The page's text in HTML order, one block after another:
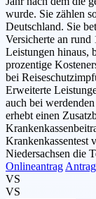
wurde. Sie zählen
Deutschland. Sie
Versicherte an rund
Leistungen hinaus,
prozentige
bei
Erweiterte
auch bei
erhebt einen
Krankenkassentest
Niedersachsen die
Onlineantrag
VS
VS